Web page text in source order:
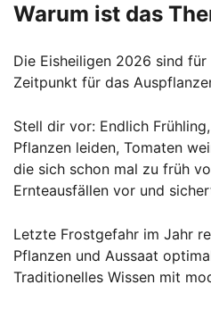
Warum ist das
Die Eisheiligen 2026 sind
Zeitpunkt für das
Stell dir vor: Endlich
Pflanzen leiden, Tomaten
die sich schon mal zu früh
Ernteausfällen vor und
Letzte Frostgefahr im Jahr
Pflanzen und Aussaat
Traditionelles Wissen mit